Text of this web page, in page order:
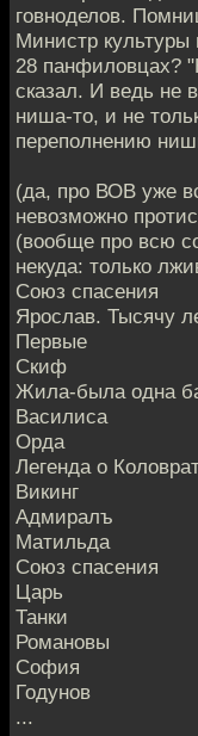
говноделов.
Министр
28 панфиловцах?
сказал. И ведь не
ниша-то, и не
переполнению
(да, про ВОВ уже
невозможно
(вообще про всю
некуда: только
Союз спасения
Ярослав. Тысячу
Первые
Скиф
Жила-была одна
Василиса
Орда
Легенда о
Викинг
Адмиралъ
Матильда
Союз спасения
Царь
Танки
Романовы
София
Годунов
...